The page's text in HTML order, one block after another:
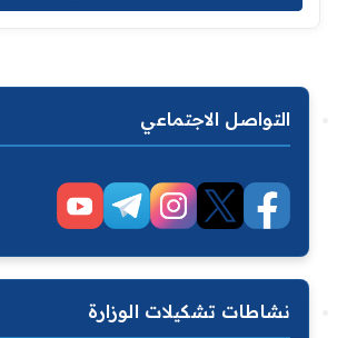
التواصل الاجتماعي
نشاطات تشكيلات الوزارة